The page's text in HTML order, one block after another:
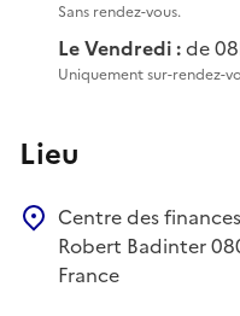
Sans rendez-vous.
Le Vendredi :de
Uniquement sur-rendez-
Lieu
Centre des
Robert Badinter
France